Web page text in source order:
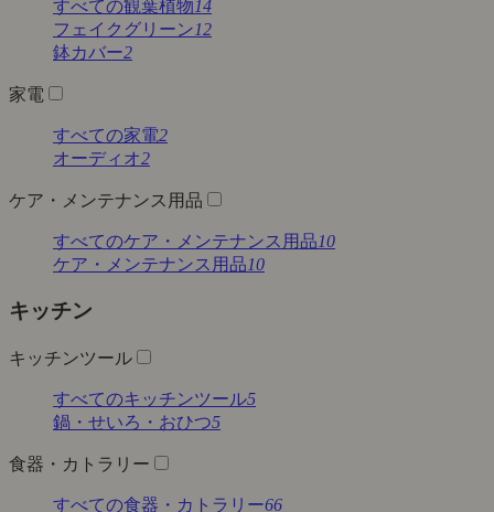
すべての観葉植物14
フェイクグリーン12
鉢カバー2
家電
すべての家電2
オーディオ2
ケア・メンテナンス用品
すべてのケア・メンテナンス用品10
ケア・メンテナンス用品10
キッチン
キッチンツール
すべてのキッチンツール5
鍋・せいろ・おひつ5
食器・カトラリー
すべての食器・カトラリー66